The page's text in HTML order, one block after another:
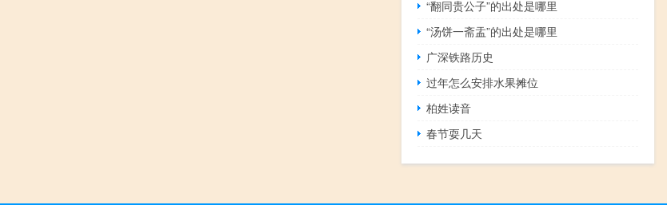
“翻同贵公子”的出处是哪里
“汤饼一斋盂”的出处是哪里
广深铁路历史
过年怎么安排水果摊位
柏姓读音
春节耍几天